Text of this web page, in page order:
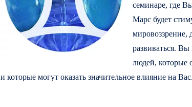
семинаре, где
Марс будет
мировоззрение,
развиваться.
людей, которые
и которые могут оказать значительное влияние на Вас.